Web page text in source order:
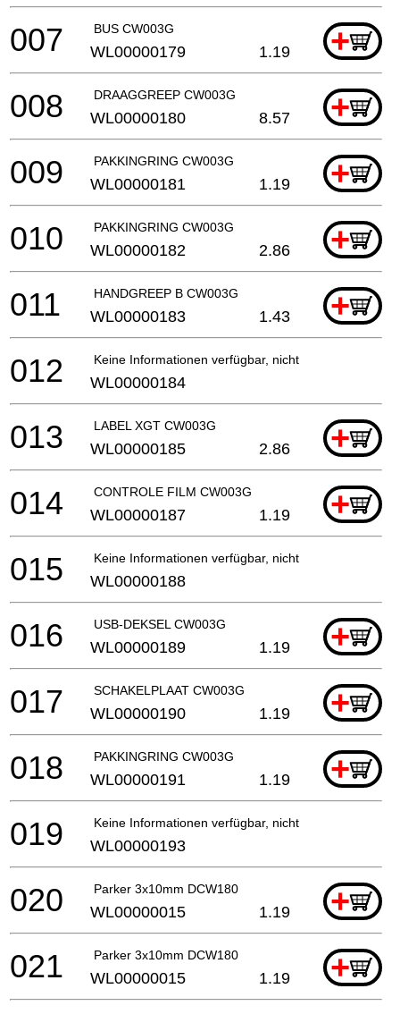
BUS CW003G +
007 WL00000179 1.19
DRAAGGREEP CW003G +
008 WL00000180 8.57
PAKKINGRING CW003G +
009 WL00000181 1.19
PAKKINGRING CW003G +
010 WL00000182 2.86
HANDGREEP B CW003G +
011 WL00000183 1.43
Keine Informationen verfügbar, nicht bestellbar
012 WL00000184
LABEL XGT CW003G +
013 WL00000185 2.86
CONTROLE FILM CW003G +
014 WL00000187 1.19
Keine Informationen verfügbar, nicht bestellbar
015 WL00000188
USB-DEKSEL CW003G +
016 WL00000189 1.19
SCHAKELPLAAT CW003G +
017 WL00000190 1.19
PAKKINGRING CW003G +
018 WL00000191 1.19
Keine Informationen verfügbar, nicht bestellbar
019 WL00000193
Parker 3x10mm DCW180 +
020 WL00000015 1.19
Parker 3x10mm DCW180 +
021 WL00000015 1.19